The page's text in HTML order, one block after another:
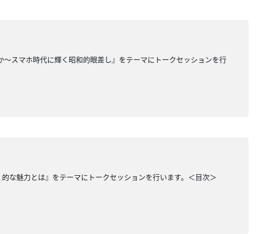
スマホ時代に輝く昭和的眼差し』をテーマにトークセッションを行
な魅力とは』をテーマにトークセッションを行います。＜目次＞